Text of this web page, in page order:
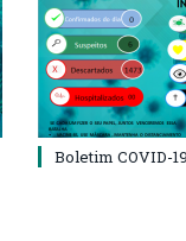
Boletim COVID-